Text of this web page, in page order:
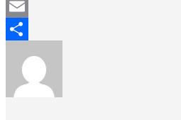
Mastodon
Email
Compartir